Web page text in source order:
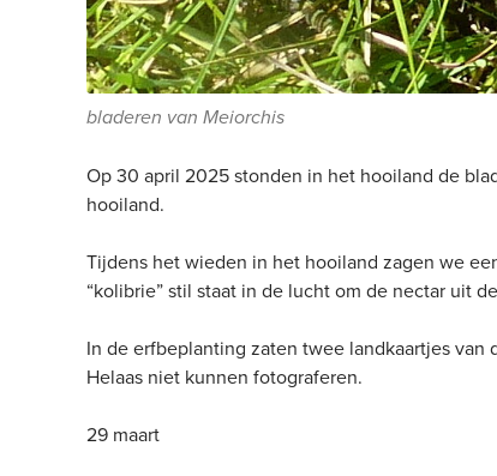
bladeren van Meiorchis
Op 30 april 2025 stonden in het hooiland de
hooiland.
Tijdens het wieden in het hooiland zagen we
“kolibrie” stil staat in de lucht om de nectar uit
In de erfbeplanting zaten twee landkaartjes van
Helaas niet kunnen fotograferen.
29 maart